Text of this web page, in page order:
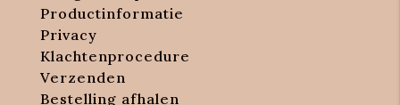
Productinformatie
Privacy
Klachtenprocedure
Verzenden
Bestelling afhalen